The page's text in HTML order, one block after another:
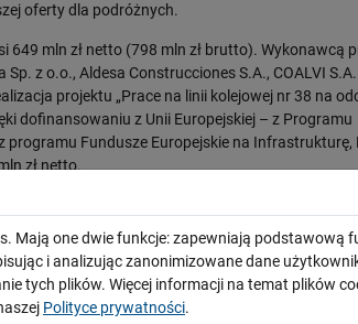
oferty dla podróżnych.
649 mln zł netto (798 mln zł brutto). Wykonawcą
z o.o., Aldesa Construcciones S.A., COALVI
projektu „Prace na linii kolejowej nr 38 na
dofinansowaniu z Unii Europejskiej – z Programu
Fundusze Europejskie na Infrastrukturę,
zł netto.
na całym odcinku, trwa zabudowa nowego
związane z budową toru zarówno od strony
gotowe są konstrukcje peronów. Trwają
zostanie wiadukt drogowy w
Mają one dwie funkcje: zapewniają podstawową
i analizując zanonimizowane dane
tych plików. Więcej informacji na temat plików
Polityce prywatności.